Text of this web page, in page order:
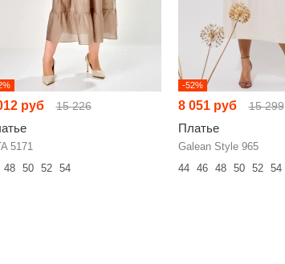
руб 15 226
5171
48 50 52 54
-52%
8 051 руб 15 299
Платье
Galean Style 965
44
46 48 50 52 54